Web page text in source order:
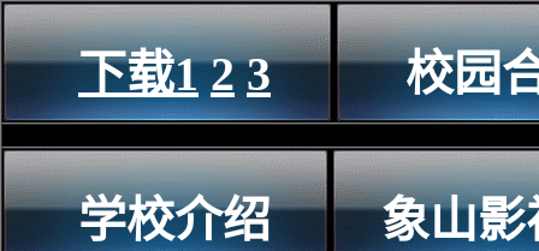
下载1 2 3 校园
学校介绍 象山影